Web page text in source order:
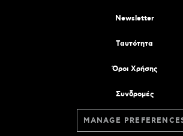
Newsletter
Tαυτότητα
Όροι Χρήσης
Συνδρομές
MANAGE